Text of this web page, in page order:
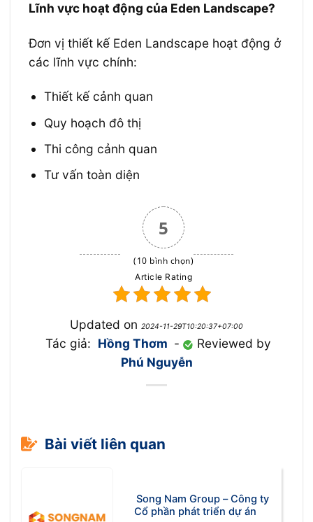
Lĩnh vực hoạt động của Eden Landscape?
Đơn vị thiết kế Eden Landscape hoạt động ở
các lĩnh vực chính:
Thiết kế cảnh quan
Quy hoạch đô thị
Thi công cảnh quan
Tư vấn toàn diện
5
(10 bình chọn)
Article Rating
Updated on 2024-11-29T10:20:37+07:00
Tác giả: Hồng Thơm -
Reviewed by
Phú Nguyễn
Bài viết liên quan
Song Nam Group – Công ty
Cổ phần phát triển dự án